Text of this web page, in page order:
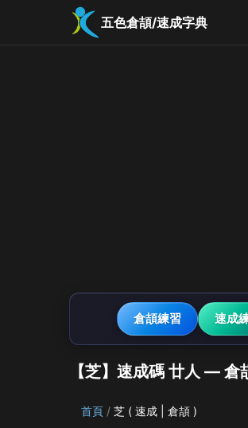
五色倉頡/速成字典
倉頡練習 速成
【芝】速成碼 廿人 — 倉
首頁 芝 ( 速成 | 倉頡 )